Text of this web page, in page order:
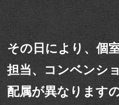
その日により、個
担当、コンベンシ
配属が異なります